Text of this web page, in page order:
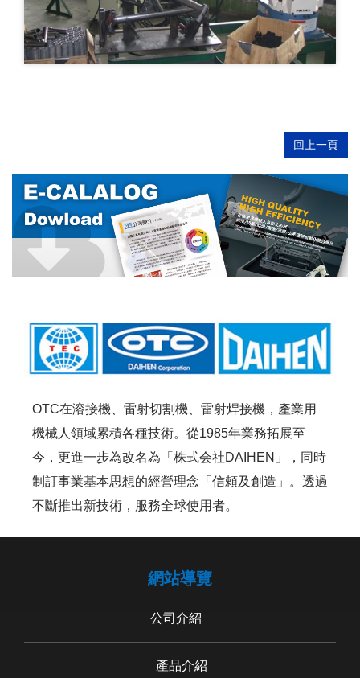
回上一頁
OTC在溶接機、雷射切割機、雷射焊接機，產業用
機械人領域累積各種技術。從1985年業務拓展至
今，更進一步為改名為「株式会社DAIHEN」，同時
制訂事業基本思想的經營理念「信頼及創造」。透過
不斷推出新技術，服務全球使用者。
網站導覽
公司介紹
產品介紹